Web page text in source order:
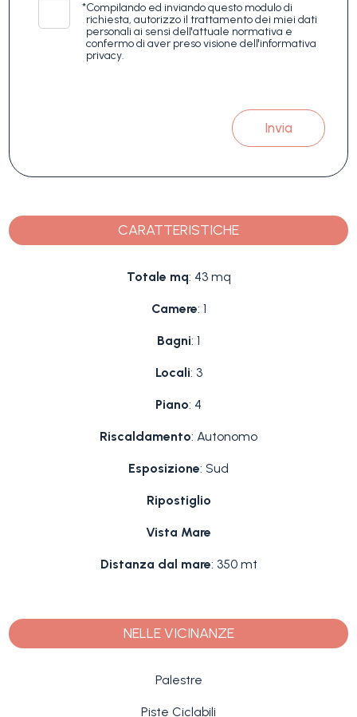
*Compilando ed inviando questo modulo di
richiesta, autorizzo il trattamento dei miei dati
personali ai sensi dell'attuale normativa e
confermo di aver preso visione dell'informativa
privacy.
Invia
CARATTERISTICHE
Totale mq: 43 mq
Camere: 1
Bagni: 1
Locali: 3
Piano: 4
Riscaldamento: Autonomo
Esposizione: Sud
Ripostiglio
Vista Mare
Distanza dal mare: 350 mt
NELLE VICINANZE
Palestre
Piste Ciclabili